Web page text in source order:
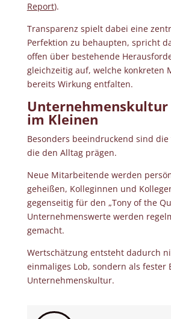
Report).
Transparenz spielt dabei eine
Perfektion zu behaupten, spricht
offen über bestehende
gleichzeitig auf, welche konkreten
bereits Wirkung entfalten.
im Kleinen
Besonders beeindruckend sind die
die den Alltag prägen.
Neue Mitarbeitende werden
geheißen, Kolleginnen und
gegenseitig für den „Tony of the
Unternehmenswerte werden
gemacht.
Wertschätzung entsteht dadurch
einmaliges Lob, sondern als fester
Unternehmenskultur.